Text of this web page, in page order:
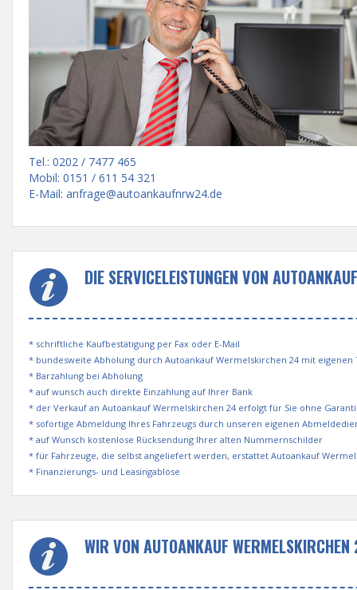
Tel.: 0202 / 7477 465
Mobil: 0151 / 611 54 321
E-Mail: anfrage@autoankaufnrw24.de
DIE SERVICELEISTUNGEN VON
* schriftliche Kaufbestätigung per Fax oder E-Mail
* bundesweite Abholung durch Autoankauf Wermelskirchen 24 mit
* Barzahlung bei Abholung
* auf wunsch auch direkte Einzahlung auf Ihrer Bank
* der Verkauf an Autoankauf Wermelskirchen 24 erfolgt für Sie ohne
* sofortige Abmeldung Ihres Fahrzeugs durch unseren eigenen
* auf Wunsch kostenlose Rücksendung Ihrer alten Nummernschilder
* für Fahrzeuge, die selbst angeliefert werden, erstattet Autoankauf
* Finanzierungs- und Leasingablöse
WIR VON AUTOANKAUF